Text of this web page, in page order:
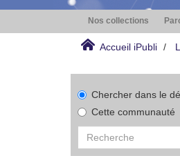
Nos collections
Accueil iPubli
Chercher dans le
Cette communauté